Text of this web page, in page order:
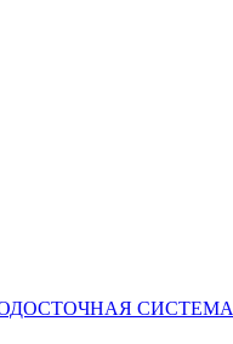
СИСТЕМА